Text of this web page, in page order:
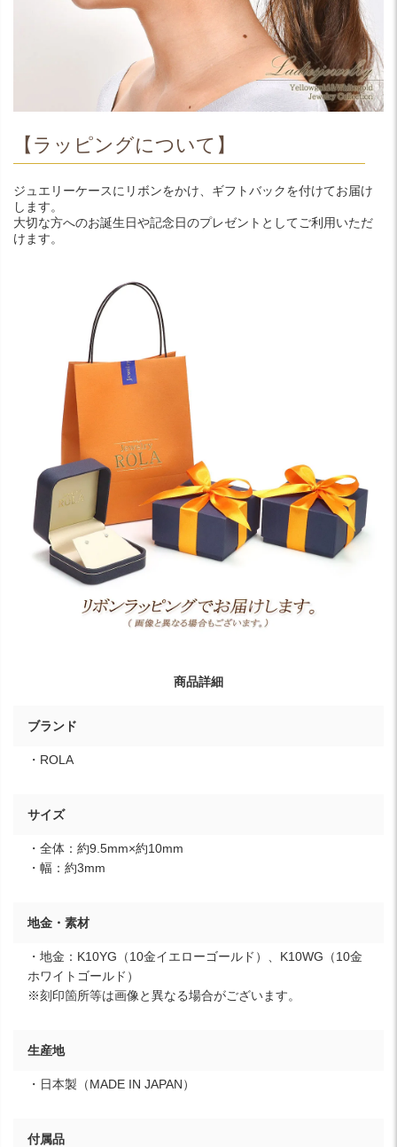
【ラッピングについて】
ジュエリーケースにリボンをかけ、ギフトバックを付けてお届け
します。
大切な方へのお誕生日や記念日のプレゼントとしてご利用いただ
けます。
商品詳細
ブランド
・ROLA
サイズ
・全体：約9.5mm×約10mm
・幅：約3mm
地金・素材
・地金：K10YG（10金イエローゴールド）、K10WG（10金
ホワイトゴールド）
※刻印箇所等は画像と異なる場合がございます。
生産地
・日本製（MADE IN JAPAN）
付属品